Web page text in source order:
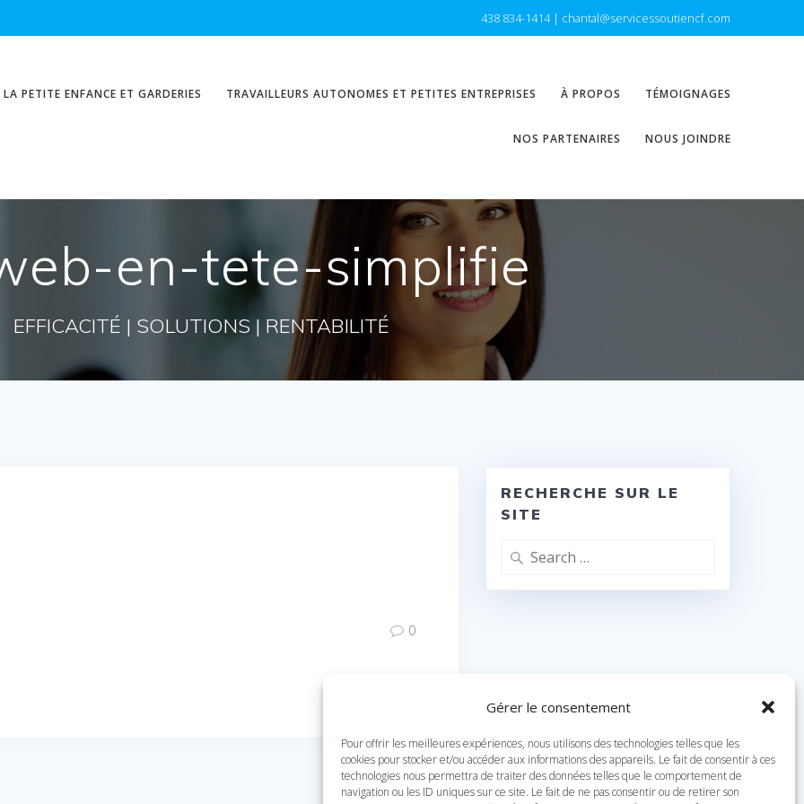
Gérer le consentement
Pour offrir les meilleures expériences, nous utilisons des technologies telles que les
cookies pour stocker et/ou accéder aux informations des appareils. Le fait de consentir à ces
technologies nous permettra de traiter des données telles que le comportement de
navigation ou les ID uniques sur ce site. Le fait de ne pas consentir ou de retirer son
438 834-1414 | chantal@servicessoutiencf.com
LA PETITE ENFANCE ET GARDERIES TRAVAILLEURS AUTONOMES ET PETITES ENTREPRISES À PROPOS TÉMOIGNAGES
NOS PARTENAIRES NOUS JOINDRE
en-tete-simplifie
EFFICACITÉ | SOLUTIONS | RENTABILITÉ
0
RECHERCHE SUR LE
SITE
Search